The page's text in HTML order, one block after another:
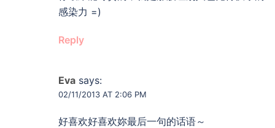
感染力 =)
Reply
Eva says:
02/11/2013 AT 2:06 PM
好喜欢好喜欢妳最后一句的话语～